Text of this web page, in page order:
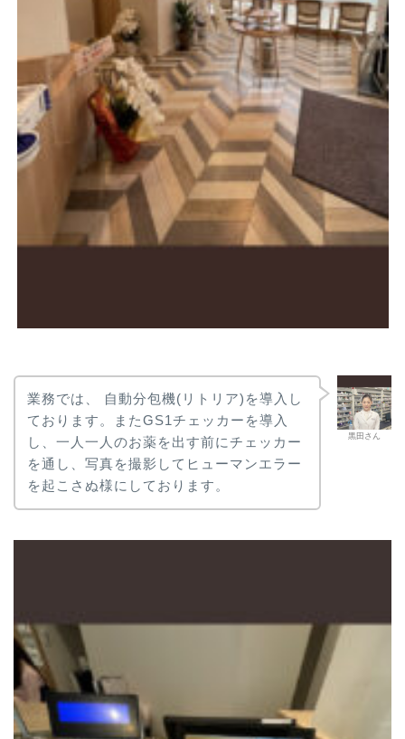
黒田さん
業務では、 自動分包機(リトリア)を導入し
ております。またGS1チェッカーを導入
し、一人一人のお薬を出す前にチェッカー
を通し、写真を撮影してヒューマンエラー
を起こさぬ様にしております。